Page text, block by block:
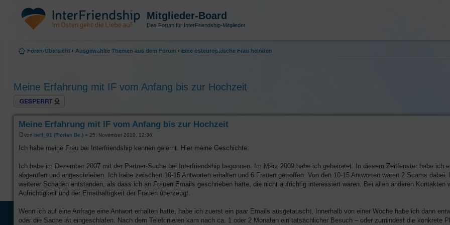
Mitglieder-Board
Das Forum für InterFriendship-Mitglieder
Foren-Übersicht ‹ Ausgewählte Themen aus dem Forum ‹ Eine osteuropäische Frau heiraten
Meine Erfahrung mit IF vom Anfang bis zur Hochzeit
Thema gesperrt
Meine Erfahrung mit IF vom Anfang bis zur Hochzeit
von befl_01 (Florian Be.) » 25. November 2010, 12:36
Ich habe meine Frau bei Interfriendship kennen gelernt. Hier meine Geschichte:
Ich habe im Dezember 2007 mit der Partner-Suche bei Interfriendship begonnen. Im März 2009 habe ich geheiratet. In diesem Zeitfenster habe ich
abgerufen und angeschrieben. Ich habe zwischen 10-15 Antworten erhalten und 6 Frauen getroffen. Von den 10-15 Antworten waren 2 Scams dabei.
weiterer Schaden entstanden, als dass ich an Frauen Emails geschrieben hatte, die nicht aufrichtig interessiert waren. Bei allen anderen Kontakten
Aufrichtigkeit und der Ernsthaftigkeit der Frauen überzeugt.
Wenn ich auf eine Anfrage eine Antwort erhalten hatte, habe ich zuerst ein paar Emails ausgetauscht. Innerhalb von einer Woche habe ich dann
oder die Sache ist eingeschlafen. Nach dem Telefonieren kam nach ca. 1 oder 2 Monaten ein tatsächlicher Besuch – oder zumindest die konkrete